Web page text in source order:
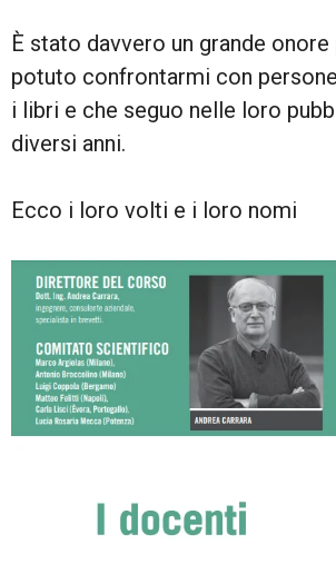
È stato davvero un grande onore
potuto confrontarmi con
i libri e che seguo nelle loro
diversi anni.
Ecco i loro volti e i loro nomi